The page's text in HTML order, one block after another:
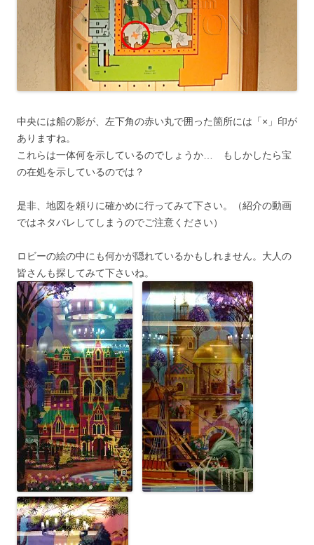
中央には船の影が、左下角の赤い丸で囲った箇所には「×」印が
ありますね。
これらは一体何を示しているのでしょうか… もしかしたら宝
の在処を示しているのでは？
是非、地図を頼りに確かめに行ってみて下さい。（紹介の動画
ではネタバレしてしまうのでご注意ください）
ロビーの絵の中にも何かが隠れているかもしれません。大人の
皆さんも探してみて下さいね。